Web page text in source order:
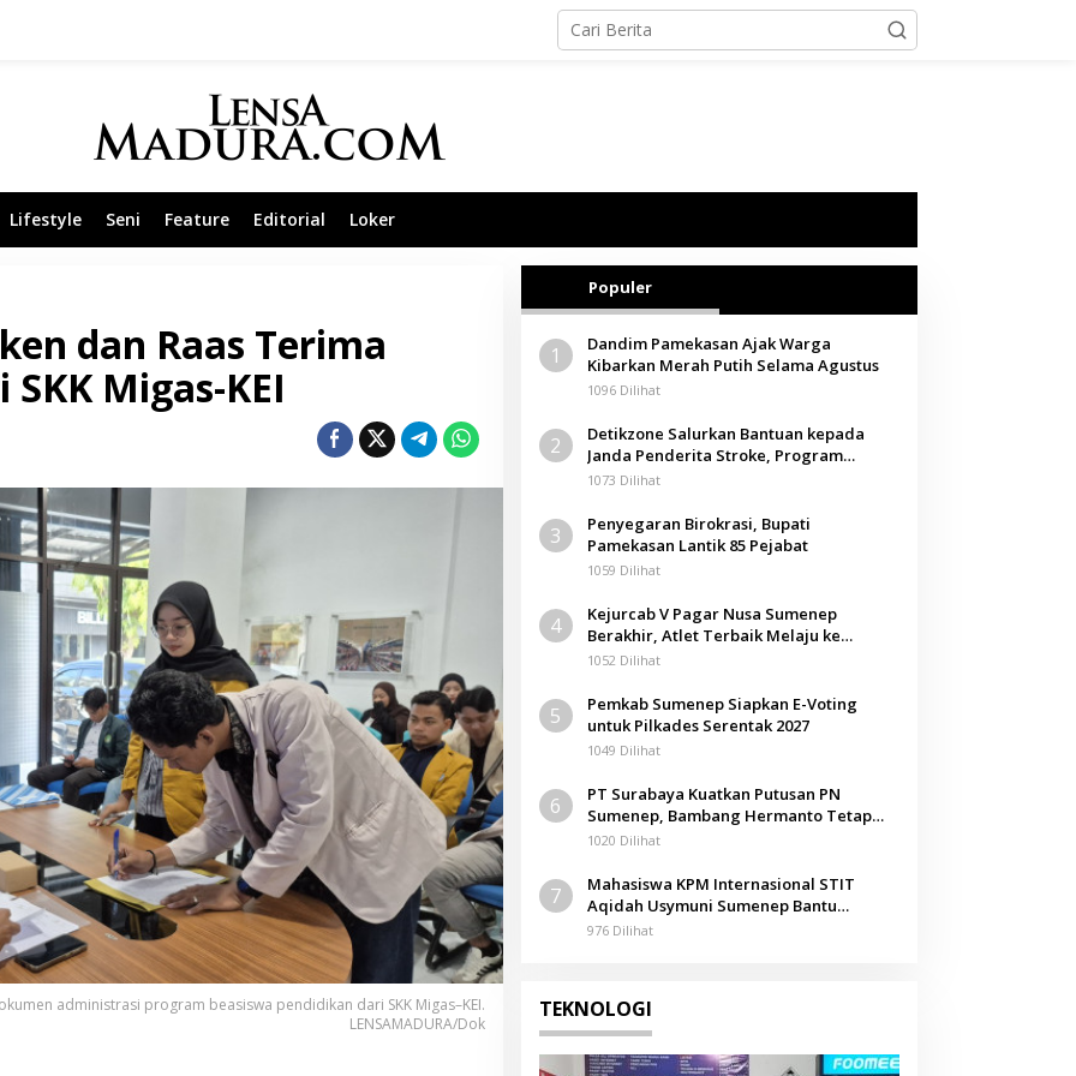
Lifestyle Seni Feature Editorial Loker
dan Raas Terima
Migas-KEI
administrasi program beasiswa pendidikan dari SKK Migas–KEI.
LENSAMADURA/Dok
Populer
1
Dandim Pamekasan Ajak Warga
Kibarkan Merah Putih Selama Agustus
1096 Dilihat
2
Detikzone Salurkan Bantuan kepada
Janda Penderita Stroke, Program
Berbagi Masuki Hari ke-61
1073 Dilihat
3
Penyegaran Birokrasi, Bupati
Pamekasan Lantik 85 Pejabat
1059 Dilihat
4
Kejurcab V Pagar Nusa Sumenep
Berakhir, Atlet Terbaik Melaju ke
Kejurwil Jatim
1052 Dilihat
5
Pemkab Sumenep Siapkan E-Voting
untuk Pilkades Serentak 2027
1049 Dilihat
6
PT Surabaya Kuatkan Putusan PN
Sumenep, Bambang Hermanto Tetap
Dinyatakan Pemilik Sah Tanah di
1020 Dilihat
7
Mahasiswa KPM Internasional STIT
Aqidah Usymuni Sumenep Bantu
Pengurusan Jenazah WNI di Malaysia
976 Dilihat
TEKNOLOGI